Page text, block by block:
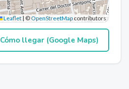
Leaflet|©OpenStreetMapcontributors
Cómo llegar (Google Maps)